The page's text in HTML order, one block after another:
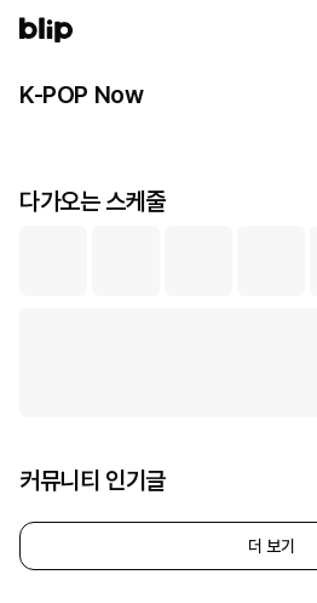
K-POP Now
다가오는 스케줄
커뮤니티 인기글
더 보기